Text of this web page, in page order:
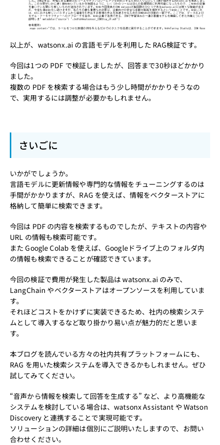
以上が、watsonx.ai の言語モデルを利用した RAG検証です。
今回は1つの PDF で検証しましたが、回答まで30秒ほどかかり
ました。
複数の PDF を検索する場合はもう少し時間がかかりそうなの
で、実用するには調整が必要かもしれません。
さいごに
いかがでしょうか。
言語モデルに更新情報や専門的な情報をチューニングするのは
手間がかかりますが、RAG を使えば、情報をベクターストアに
格納して簡単に検索できます。
今回は PDF の内容を検索するものでしたが、テキストの内容や
URL の情報も検索可能です。
また Google Colab を使えば、Googleドライブ上のフォルダ内
の情報も検索できることが確認できています。
今回の検証で費用が発生した製品は watsonx.ai のみで、
LangChain やベクターストアはオープンソースを利用していま
す。
それほどコストをかけずに実装できるため、社内の検索システ
ムとして導入するなど取り掛かり易い点が魅力的だと思いま
す。
本ブログを読んでいる方々の社内共有プラットフォームにも、
RAG を用いた検索システムを導入できるかもしれません。ぜひ
試してみてください。
“音声から情報を検索して回答を生成する” など、より高機能な
システムを検討している場合は、watsonx Assistant や Watson
Discovery と連携することで実現可能です。
ソリューションの詳細は個別にご説明いたしますので、お問い
合わせください。